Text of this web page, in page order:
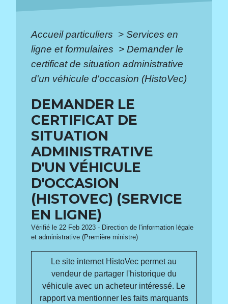
Accueil particuliers > Services en
ligne et formulaires > Demander le
certificat de situation administrative
d'un véhicule d'occasion (HistoVec)
DEMANDER LE
CERTIFICAT DE
SITUATION
ADMINISTRATIVE
D'UN VÉHICULE
D'OCCASION
(HISTOVEC) (SERVICE
EN LIGNE)
Vérifié le 22 Feb 2023 - Direction de l'information légale
et administrative (Première ministre)
Le site internet HistoVec permet au
vendeur de partager l'historique du
véhicule avec un acheteur intéressé. Le
rapport va mentionner les faits marquants